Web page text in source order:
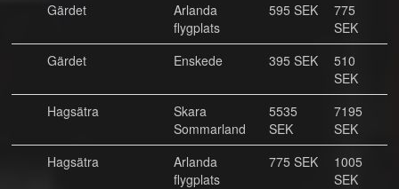
Gärdet
Arlanda
flygplats
595 SEK
775
SEK
Gärdet
Enskede 395 SEK
510
SEK
Hagsätra
Skara
Sommarland
5535
SEK
7195
SEK
Hagsätra
Arlanda
flygplats
775 SEK
1005
SEK